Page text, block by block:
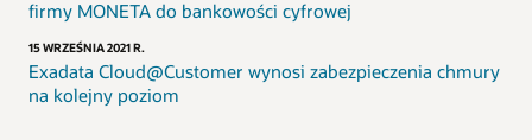
firmy MONETA do bankowości cyfrowej
15 WRZEŚNIA 2021 R.
Exadata Cloud@Customer wynosi zabezpieczenia chmury
na kolejny poziom